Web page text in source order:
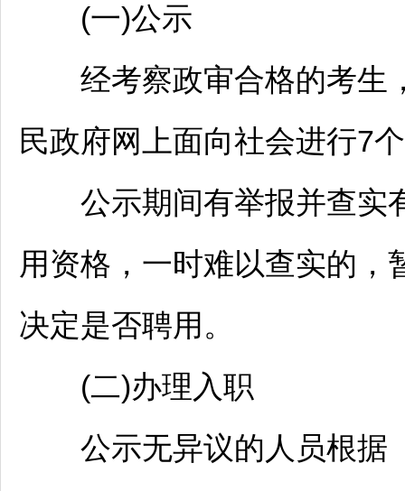
(一)公示
经考察政审合格的考生
民政府网上面向社会进行7
公示期间有举报并查实
用资格，一时难以查实的，
决定是否聘用。
(二)办理入职
公示无异议的人员根据